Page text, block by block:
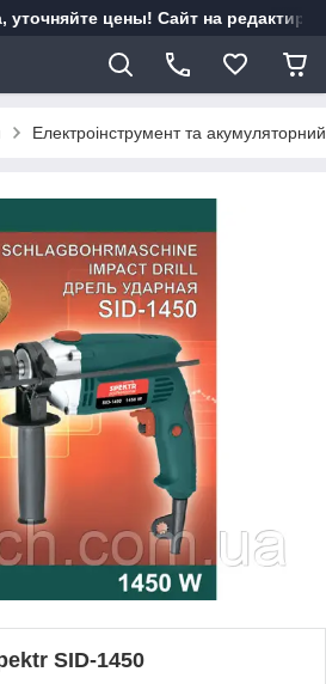
уточняйте цены! Сайт на
Електроінструмент та
SID-1450